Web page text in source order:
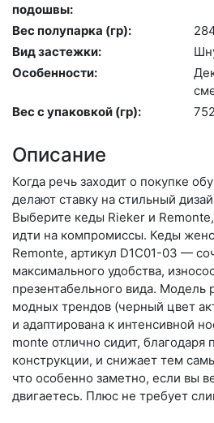
подошвы:
Вес полупарка (гр):
Вид застежки:
Особенности:
Вес с упаковкой (гр):
752
Описание
Когда речь заходит о покупке
делают ставку на стильный
Выберите ке­ды Rieker и
идти на компромиссы. Кеды
Remonte, артикул D1C01-03 —
максимального удобства,
презентабельного вида. Модель
модных трендов (чер­ный цвет
и адаптирована к интенсивной
mon­te отлично сидит, благодаря
конструкции, и снижает тем
что особенно заметно, если вы
двигаетесь. Плюс не требует